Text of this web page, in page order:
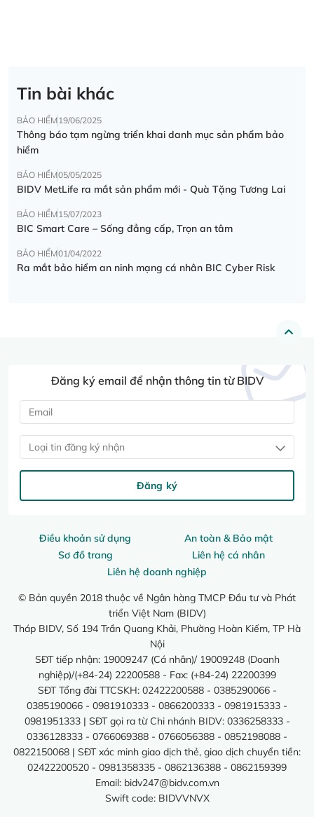
Tin bài khác
BẢO HIỂM19/06/2025
Thông báo tạm ngừng triển khai danh mục sản phẩm bảo
hiểm
BẢO HIỂM05/05/2025
BIDV MetLife ra mắt sản phẩm mới - Quà Tặng Tương Lai
BẢO HIỂM15/07/2023
BIC Smart Care – Sống đẳng cấp, Trọn an tâm
BẢO HIỂM01/04/2022
Ra mắt bảo hiểm an ninh mạng cá nhân BIC Cyber Risk
Điều khoản sử dụng
An toàn & Bảo mật
Sơ đồ trang
Liên hệ cá nhân
Liên hệ doanh nghiệp
© Bản quyền 2018 thuộc về Ngân hàng TMCP Đầu tư và Phát
triển Việt Nam (BIDV)
Tháp BIDV, Số 194 Trần Quang Khải, Phường Hoàn Kiếm, TP Hà
Nội
SĐT tiếp nhận: 19009247 (Cá nhân)/ 19009248 (Doanh
nghiệp)/(+84-24) 22200588 - Fax: (+84-24) 22200399
SĐT Tổng đài TTCSKH: 02422200588 - 0385290066 -
0385190066 - 0981910333 - 0866200333 - 0981915333 -
0981951333 | SĐT gọi ra từ Chi nhánh BIDV: 0336258333 -
0336128333 - 0766069388 - 0766056388 - 0852198088 -
0822150068 | SĐT xác minh giao dịch thẻ, giao dịch chuyển tiền:
02422200520 - 0981358335 - 0862136388 - 0862159399
Email: bidv247@bidv.com.vn
Swift code: BIDVVNVX
Đăng ký email để nhận thông tin từ BIDV
Loại tin đăng ký nhận
Đăng ký